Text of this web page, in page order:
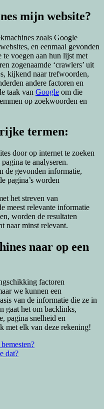
mijn website?
zoals Google
en eenmaal gevonden
te voegen aan hun lijst met
zogenaamde ‘crawlers’ uit
kijkend naar trefwoorden,
andere factoren en
taak van Google om die
op zoekwoorden en
termen:
door op internet te zoeken
te analyseren.
de gevonden informatie,
pagina’s worden
het streven van
meest relevante informatie
worden de resultaten
naar minst relevant.
naar op een
factoren
we kunnen een
van de informatie die ze in
gaat het om backlinks,
pagina snelheid en
met elk van deze rekening!
dat?